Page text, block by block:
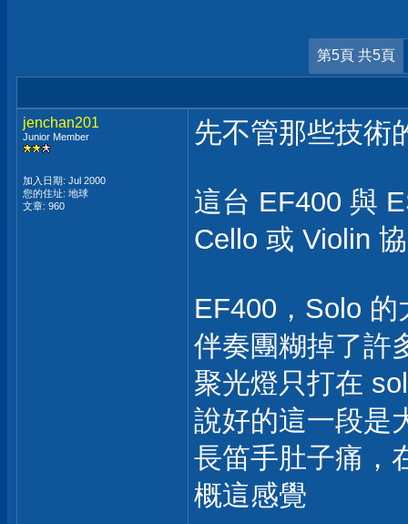
第5頁 共5頁
jenchan201
Junior Member
加入日期: Jul 2000
您的住址: 地球
文章: 960
先不管那些技術
這台 EF400 與
Cello 或 Violin
EF400，Solo
伴奏團糊掉了許
聚光燈只打在
說好的這一段是
長笛手肚子痛，
概這感覺